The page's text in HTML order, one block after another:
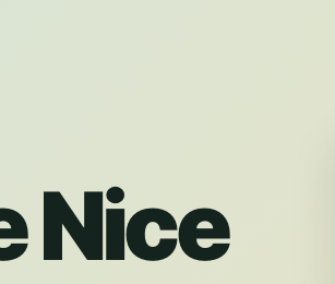
Nice